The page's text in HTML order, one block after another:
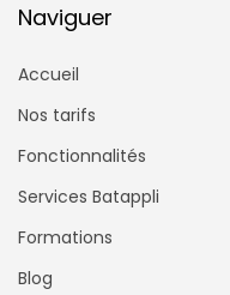
Naviguer
Accueil
Nos tarifs
Fonctionnalités
Services Batappli
Formations
Blog